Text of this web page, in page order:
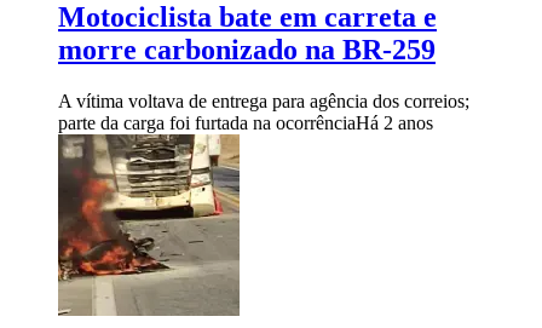
Motociclista bate em carreta e
morre carbonizado na BR-259
A vítima voltava de entrega para agência dos correios;
parte da carga foi furtada na ocorrênciaHá 2 anos